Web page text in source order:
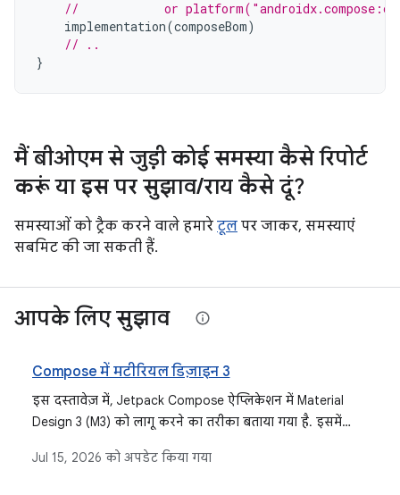
//            or
implementation(composeBom)
// ..
}
मैं बीओएम से जुड़ी कोई समस्या कैसे रिपोर्ट
करूं या इस पर सुझाव/राय कैसे दूं?
समस्याओं को ट्रैक करने वाले हमारे टूल पर जाकर, समस्याएं
सबमिट की जा सकती हैं.
आपके लिए सुझाव
Compose में मटीरियल डिज़ाइन 3
इस दस्तावेज़ में, Jetpack Compose ऐप्लिकेशन में Material
Design 3 (M3) को लागू करने का तरीका बताया गया है. इसमें
सुविधाएं शामिल हैं. जैसे, डाइनैमिक कलर और टोनल एलिवेशन.
Jul 15, 2026 को अपडेट किया गया